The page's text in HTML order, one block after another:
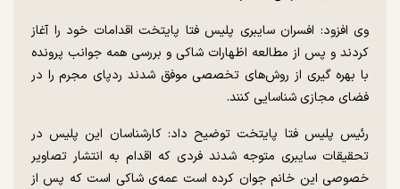
وی افزود: افسران سایبری پلیس فتا پایتخت اقدامات خود را آغاز
کردند و پس از مطالعه اظهارات شاکی و بررسی همه جوانب پرونده
با بهره گیری از روش‌های تخصصی موفق شدند ردپای مجرم را در
فضای مجازی شناسایی کنند.
رئیس پلیس فتا پایتخت توضیح داد: کارشناسان این پلیس در
تحقیقات سایبری متوجه شدند فردی که اقدام به انتشار تصاویر
خصوصی این خانم جوان کرده است عمه‌ی شاکی است که پس از